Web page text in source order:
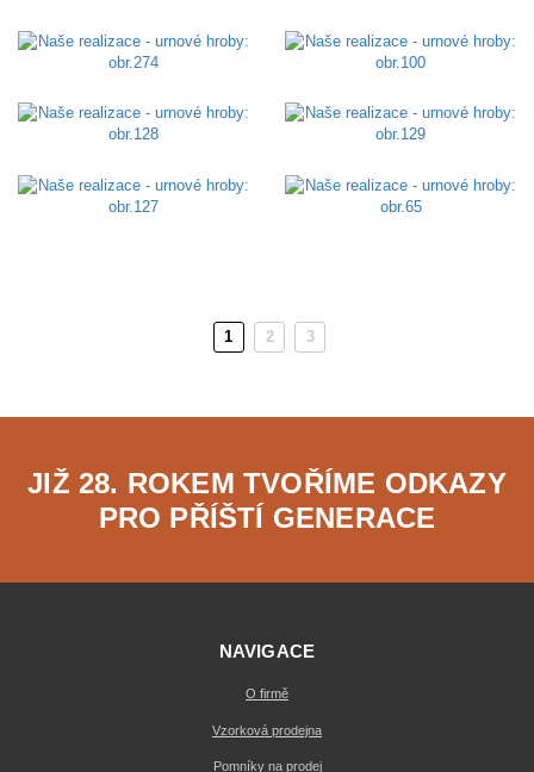
1(aktuální)
2 3
JIŽ 28. ROKEM TVOŘÍME ODKAZY
PRO PŘÍŠTÍ GENERACE
NAVIGACE
O firmě
Vzorková prodejna
Pomníky na prodej